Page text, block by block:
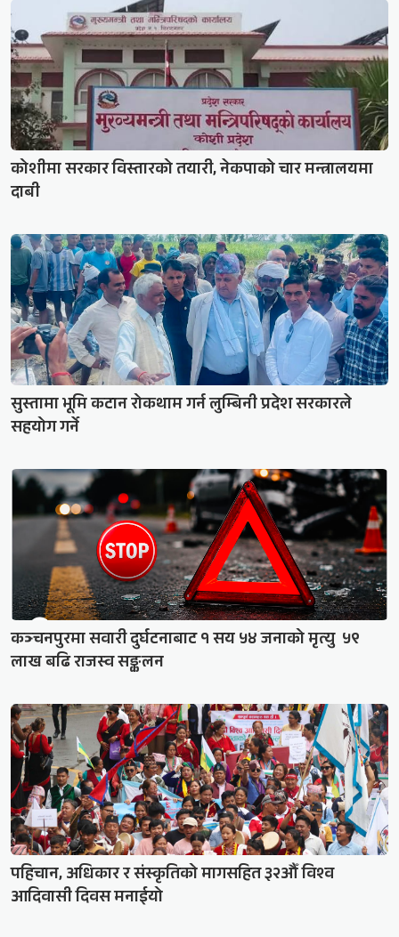
कोशीमा सरकार विस्तारको तयारी, नेकपाको चार मन्त्रालयमा
दाबी
सुस्तामा भूमि कटान रोकथाम गर्न लुम्बिनी प्रदेश सरकारले
सहयोग गर्ने
कञ्चनपुरमा सवारी दुर्घटनाबाट १ सय ५४ जनाको मृत्यु ५९
लाख बढि राजस्व सङ्कलन
पहिचान, अधिकार र संस्कृतिको मागसहित ३२औँ विश्व
आदिवासी दिवस मनाईयो